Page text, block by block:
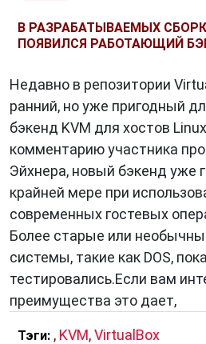
предоставляет простой и
интерфейс для создания,
управления
базе KVM.
Преимущества KVM
KVMимеет множество
которые делают его
для виртуализации:
Высокая
использует аппаратную
позволяет виртуальным
максимальную
В РАЗРАБАТЫВАЕМЫХ
ПОЯВИЛСЯ РАБОТАЮЩИЙ
Недавно в репозитории
ранний, но уже пригодный
бэкенд KVM для хостов
комментарию участника
Эйхнера, новый бэкенд уже
крайней мере при
современных гостевых
Более старые или
системы, такие как DOS,
тестировались.Если вам
преимущества это дает,
Тэги: , KVM,VirtualBox